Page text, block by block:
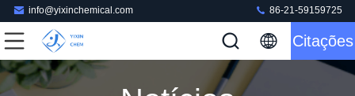
info@yixinchemical.com 86-21-59159725
Citações